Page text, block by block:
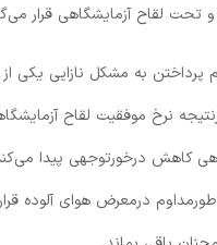
تحت لقاح آزمایشگاهی قرار
پرداختن به مشکل نازایی
نرخ موفقیت لقاح
کاهش درخورتوجهی پیدا
درمعرض هوای آلوده